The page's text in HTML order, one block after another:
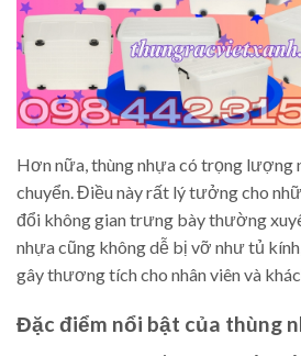
Hơn nữa, thùng nhựa có trọng lượng
chuyển. Điều này rất lý tưởng cho
đổi không gian trưng bày thường
nhựa cũng không dễ bị vỡ như tủ
gây thương tích cho nhân viên và
Đặc điểm nổi bật của thùng